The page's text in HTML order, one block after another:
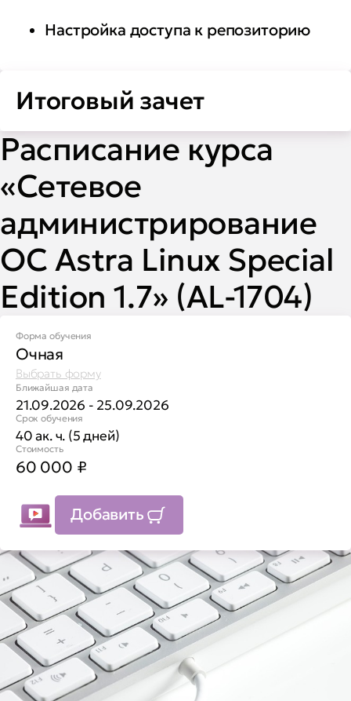
Настройка доступа к репозиторию
Итоговый зачет
Расписание курса
«Сетевое
администрирование
ОС Astra Linux Special
Edition 1.7» (AL-1704)
Форма обучения
Очная
Выбрать форму
Ближайшая дата
21.09.2026 - 25.09.2026
Срок обучения
40 ак. ч. (5 дней)
Стоимость
60 000 ₽
Добавить